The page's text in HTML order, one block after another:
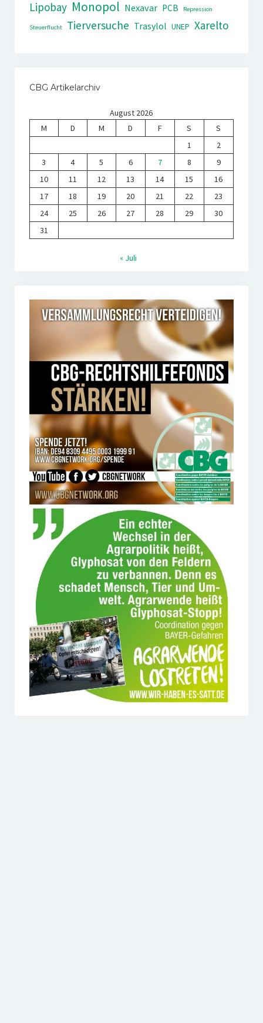
Lipobay Monopol Nexavar PCB Repression
Steuerflucht Tierversuche Trasylol UNEP Xarelto
CBG Artikelarchiv
August 2026
M
D M D F S
S
1
2
3
4 5 6 7 8
9
10
11 12 13 14 15
16
17
18 19 20 21 22
23
24
25 26 27 28 29
30
31
« Juli